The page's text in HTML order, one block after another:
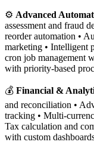
⚙️ Advanced
assessment and fraud
reorder automation •
marketing • Intelligent
cron job management
with priority-based
💰 Financial &
and reconciliation •
tracking • Multi-
Tax calculation and
with custom